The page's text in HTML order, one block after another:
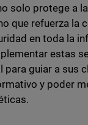
solo protege a
que refuerza la
en toda la
estas
para guiar a sus
y poder